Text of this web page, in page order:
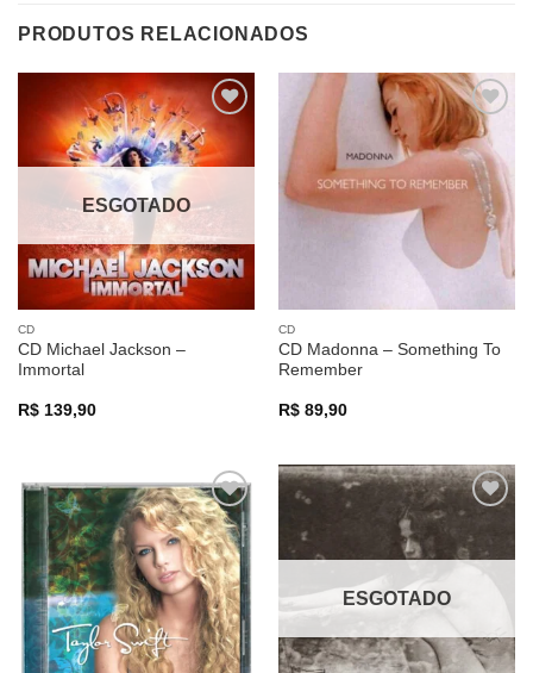
PRODUTOS RELACIONADOS
Adicionar
a lista de
desejos
ESGOTADO
CD
CD Michael Jackson –
Immortal
R$139,90
Adicionar
a lista de
desejos
CD
CD Madonna – Something To
Remember
R$89,90
Adicionar
a lista de
desejos
a lista de
desejos
ESGOTADO